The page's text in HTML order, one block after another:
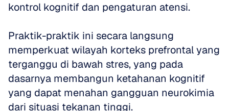
kontrol kognitif dan pengaturan atensi.
Praktik-praktik ini secara langsung
memperkuat wilayah korteks prefrontal yang
terganggu di bawah stres, yang pada
dasarnya membangun ketahanan kognitif
yang dapat menahan gangguan neurokimia
dari situasi tekanan tinggi.